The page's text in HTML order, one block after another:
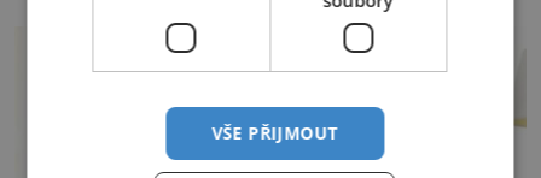
nedokážeme představit. Její příběh je
VŠE PŘIJMOUT